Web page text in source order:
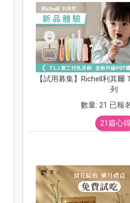
【試用募集】Richell利其爾
列
數量: 21 已報
21篇心